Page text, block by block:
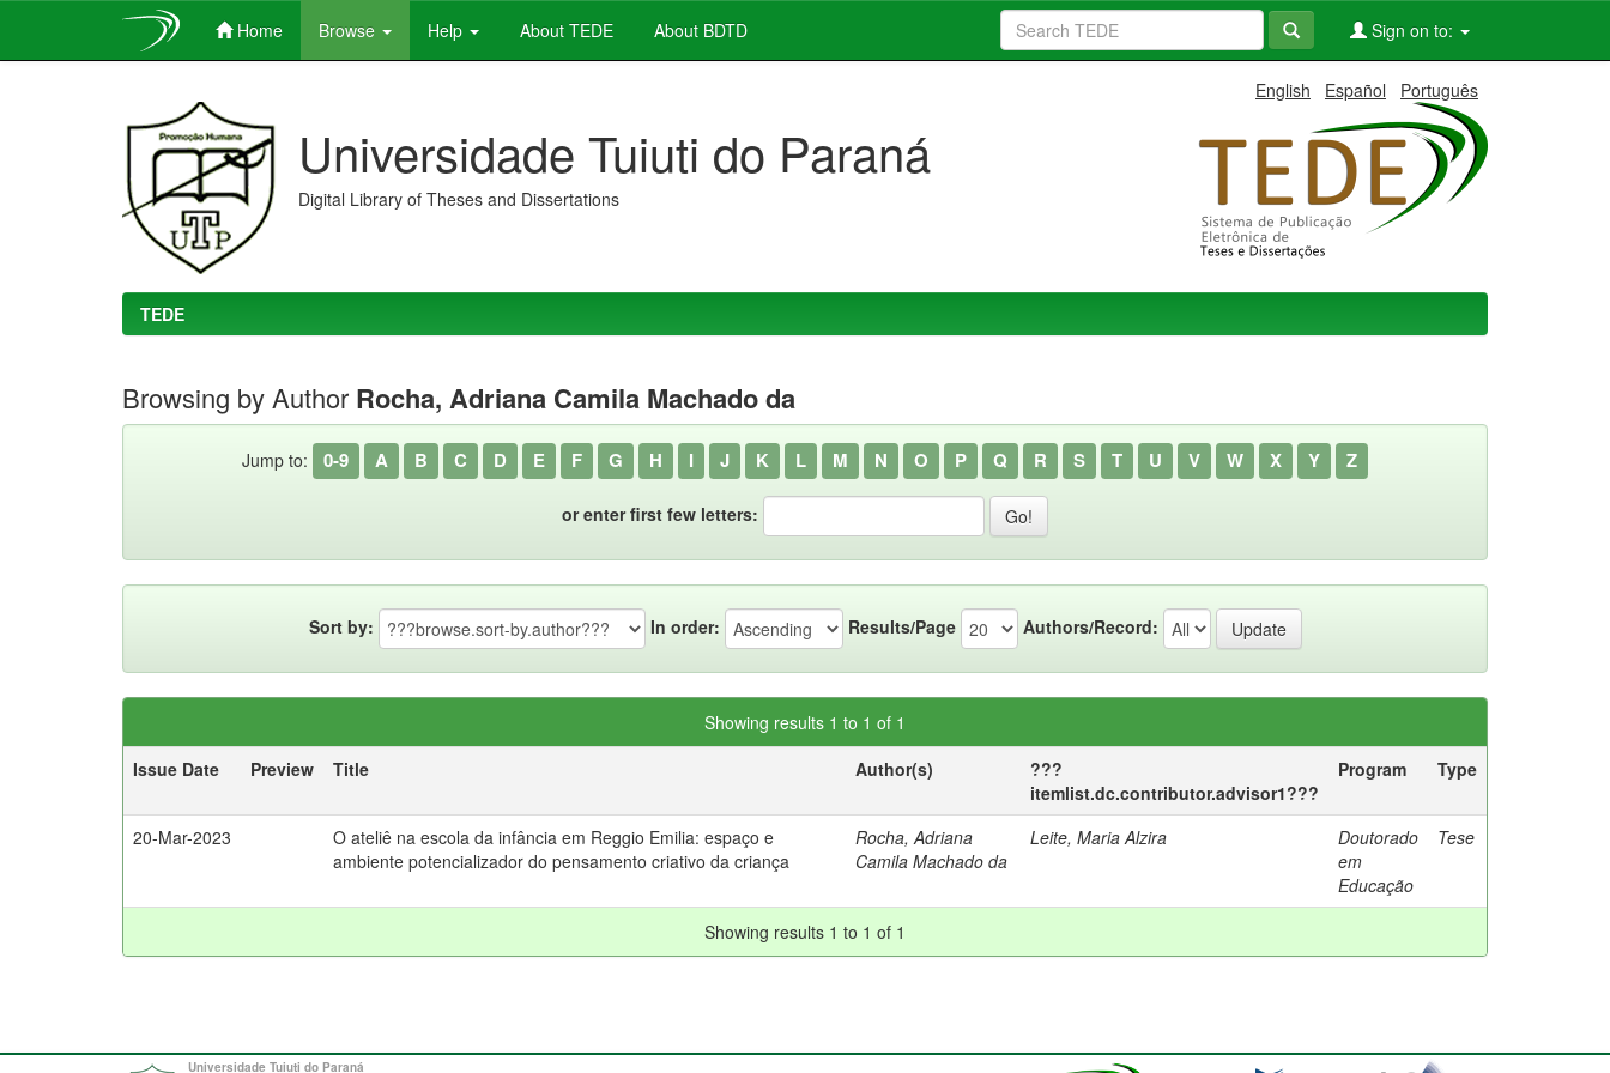
Home Browse Help About TEDE About BDTD Sign on to:
English Español Português
Universidade Tuiuti do Paraná
Digital Library of Theses and Dissertations
TEDE
Browsing by Author Rocha, Adriana Camila Machado da
Jump to: 0-9 A B C D E F G H I J K L M N O P Q R S T U V W X Y Z
or enter first few letters:
Sort by: In order: Results/Page Authors/Record:
Showing results 1 to 1 of 1
Issue Date
Preview Title Author(s)
???
itemlist.dc.contributor.advisor1???
Program Type
20-Mar-2023
O ateliê na escola da infância em Reggio Emilia: espaço e
ambiente potencializador do pensamento criativo da criança
Rocha, Adriana
Camila Machado da
Leite, Maria Alzira
Doutorado
em
Educação
Tese
Showing results 1 to 1 of 1
Universidade Tuiuti do Paraná